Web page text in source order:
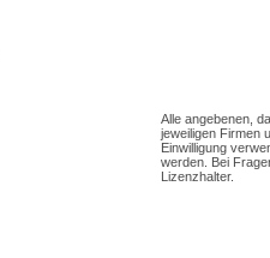
Alle angebenen,
jeweiligen Firmen
Einwilligung
werden. Bei
Lizenzhalter.